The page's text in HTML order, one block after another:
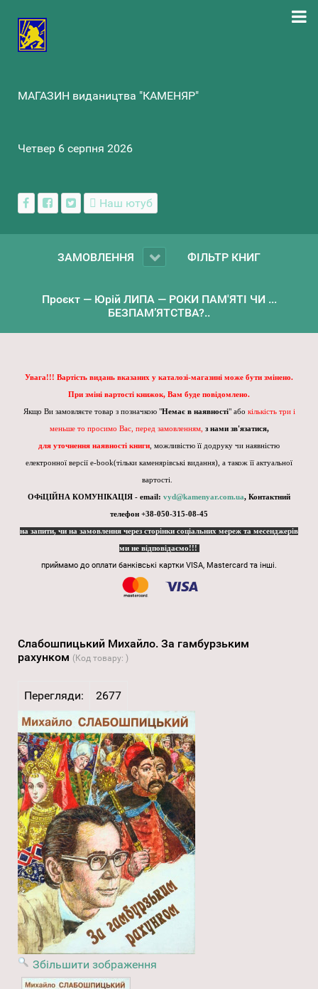
МАГАЗИН видаництва "КАМЕНЯР"
Четвер 6 серпня 2026
Наш ютуб
ЗАМОВЛЕННЯ ФІЛЬТР КНИГ
Проєкт — Юрій ЛИПА — РОКИ ПАМ'ЯТІ ЧИ ...
БЕЗПАМ’ЯТСТВА?..
Увага!!! Вартість видань вказаних у каталозі-магазині може бути змінено.
При зміні вартості книжок, Вам буде повідомлено.
Якщо Ви замовляєте товар з позначкою "Немає в наявності" або кількість три і
меньше то просимо Вас, перед замовленням, з нами зв'язатися,
для уточнення наявності книги , можливістю її додруку чи наявністю
електронної версії e-book(тільки каменярівські видання), а також її актуальної
вартості.
ОФіЦІЙНА КОМУНІКАЦІЯ - email: vyd@kamenyar.com.ua, Контактний
телефон +38-050-315-08-45
на запити, чи на замовлення через сторінки соціальних мереж та месенджерів
ми не відповідаємо!!!
приймамо до оплати банківські картки VISA, Mastercard та інші.
Слабошпицький Михайло. За гамбурзьким
рахунком (Код товару: )
Перегляди: 2677
Збільшити зображення